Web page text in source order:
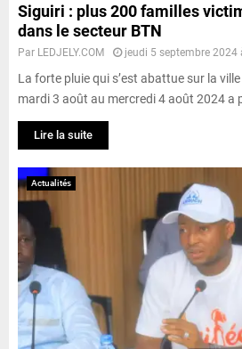
Siguiri : plus 200 familles
dans le secteur BTN
Par LEDJELY.COM jeudi 5 septembre 2024
La forte pluie qui s’est abattue sur la
mardi 3 août au mercredi 4 août 2024 a
Lire la suite
Actualités